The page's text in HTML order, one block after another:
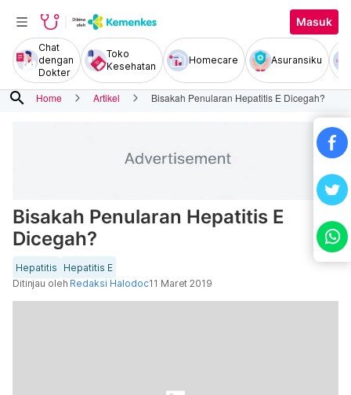
Masuk
Chat
dengan
Dokter
Toko
Kesehatan
Homecare Asuransiku
search Home Artikel Bisakah Penularan Hepatitis E Dicegah?
Bisakah Penularan Hepatitis E
Dicegah?
Hepatitis
Hepatitis E
Ditinjau oleh Redaksi Halodoc11 Maret 2019